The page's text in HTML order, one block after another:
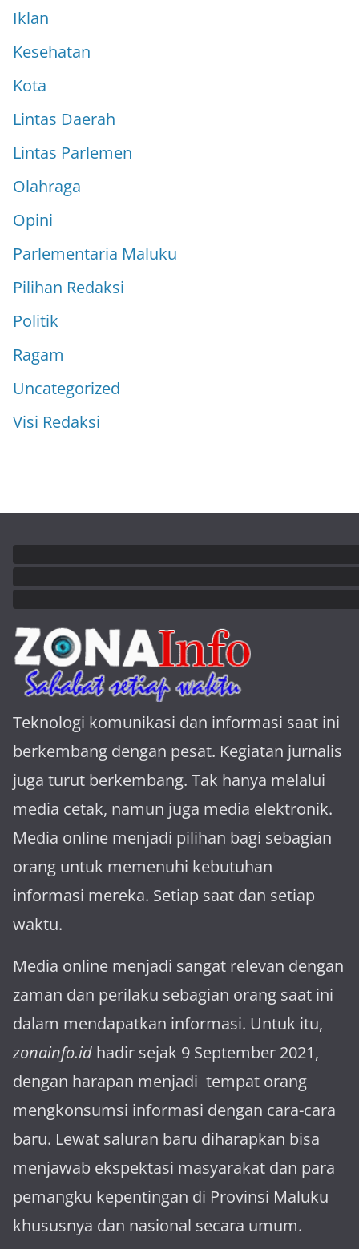
Iklan
Kesehatan
Kota
Lintas Daerah
Lintas Parlemen
Olahraga
Opini
Parlementaria Maluku
Pilihan Redaksi
Politik
Ragam
Uncategorized
Visi Redaksi
Teknologi komunikasi dan informasi saat ini
berkembang dengan pesat. Kegiatan jurnalis
juga turut berkembang. Tak hanya melalui
media cetak, namun juga media elektronik.
Media online menjadi pilihan bagi sebagian
orang untuk memenuhi kebutuhan
informasi mereka. Setiap saat dan setiap
waktu.
Media online menjadi sangat relevan dengan
za­man dan perilaku sebagian orang saat ini
dalam mendapatkan informasi. Untuk itu,
zonainfo.id hadir sejak 9 September 2021,
dengan harapan menjadi tem­pat orang
mengkonsumsi informasi dengan cara-cara
baru. Lewat sa­luran ba­ru diharapkan bisa
menja­wab ekspektasi masya­rakat dan para
pemangku kepen­tingan di Provinsi Maluku
khususnya dan nasional secara umum.